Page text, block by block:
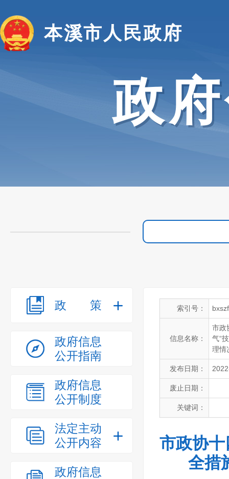
本溪市人民政府
政
政策
政府信息
公开指南
政府信息
公开制度
法定主动
公开内容
政府信息
索引号：
信息名称：
市政
气“
理情
发布日期：
废止日期：
关键词：
市政协
全措